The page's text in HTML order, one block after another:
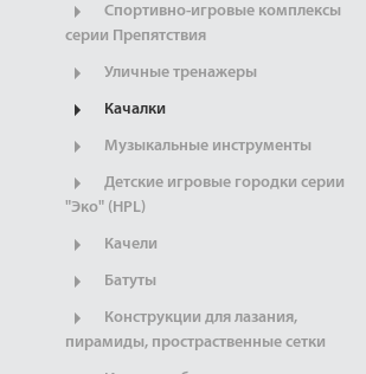
Спортивно-игровые комплексы
серии Препятствия
Уличные тренажеры
Качалки
Музыкальные инструменты
Детские игровые городки серии
"Эко" (HPL)
Качели
Батуты
Конструкции для лазания,
пирамиды, простраственные сетки